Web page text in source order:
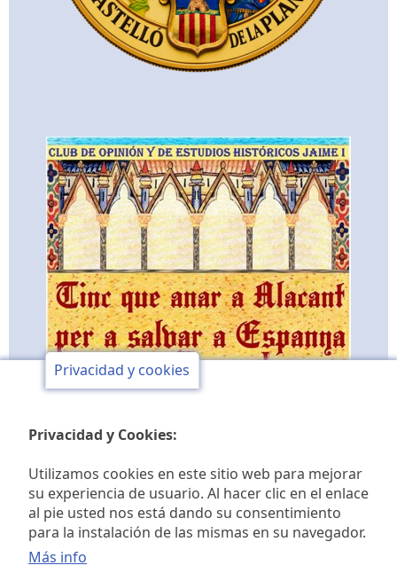
Club de opinión y de
estudios históricos Jaime I
Privacidad y cookies
Privacidad y Cookies:
Utilizamos cookies en este sitio web para mejorar
su experiencia de usuario. Al hacer clic en el enlace
al pie usted nos está dando su consentimiento
para la instalación de las mismas en su navegador.
Más info